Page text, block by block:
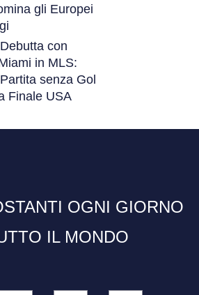
gli Europei
con
in MLS:
senza Gol
Finale USA
OGNI GIORNO
IL MONDO